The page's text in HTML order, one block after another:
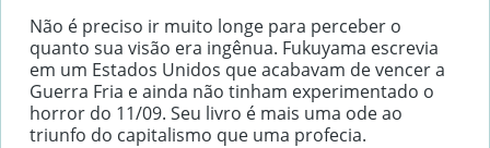
Não é preciso ir muito longe para perceber o
quanto sua visão era ingênua. Fukuyama escrevia
em um Estados Unidos que acabavam de vencer a
Guerra Fria e ainda não tinham experimentado o
horror do 11/09. Seu livro é mais uma ode ao
triunfo do capitalismo que uma profecia.